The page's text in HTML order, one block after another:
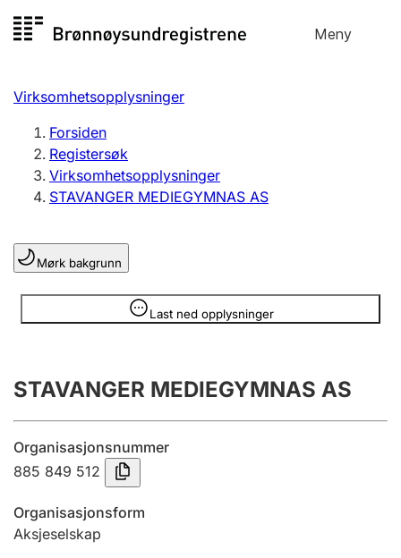
til
Meny
Registersøk
Aksjeselskap
Enkeltpersonforetak
Registrere, endre, slette
Lag og forening
Registrere, endre, slette
Innsending og forsinkelsesgebyr
Tinglysing
Virksomhetsopplysninger
Forsiden
Registersøk
Virksomhetsopplysninger
STAVANGER MEDIEGYMNAS AS
Mørk bakgrunn
Last ned opplysninger
Opplysninger er skjult
STAVANGER MEDIEGYMNAS AS
Organisasjonsnummer
885 849 512
Organisasjonsform
Aksjeselskap